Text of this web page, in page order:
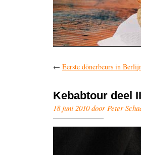
← Eerste dönerbeurs in
Kebabtour deel
18 juni 2010 door Peter